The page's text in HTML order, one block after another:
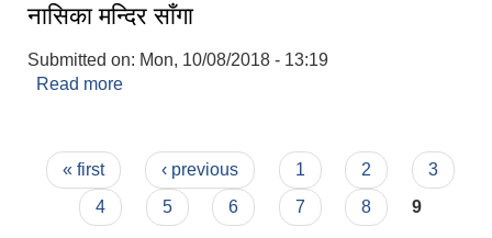
नासिका मन्दिर साँगा
Submitted on: Mon, 10/08/2018 - 13:19
Read more
Pages
« first ‹ previous 1 2
3
4
5 6 7 8 9